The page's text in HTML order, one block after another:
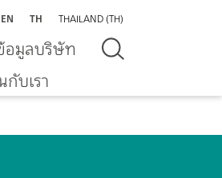
EN TH THAILAND (TH)
อมูลบริษัท
กับเรา